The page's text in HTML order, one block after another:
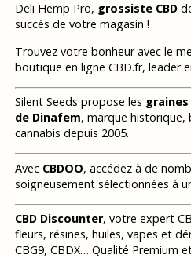
Deli Hemp Pro, grossiste CBD
succès de votre magasin !
Trouvez votre bonheur avec le
boutique en ligne CBD.fr, leader
Silent Seeds propose les
de Dinafem, marque historique,
cannabis depuis 2005.
Avec CBDOO, accédez à de
soigneusement sélectionnées à
CBD Discounter, votre expert
fleurs, résines, huiles, vapes et
CBG9, CBDX… Qualité Premium